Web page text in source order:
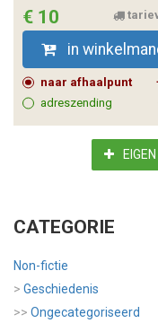
€ 10
in
naar afhaalpunt
adreszending
CATEGORIE
Non-fictie
> Geschiedenis
>> Ongecategoriseerd